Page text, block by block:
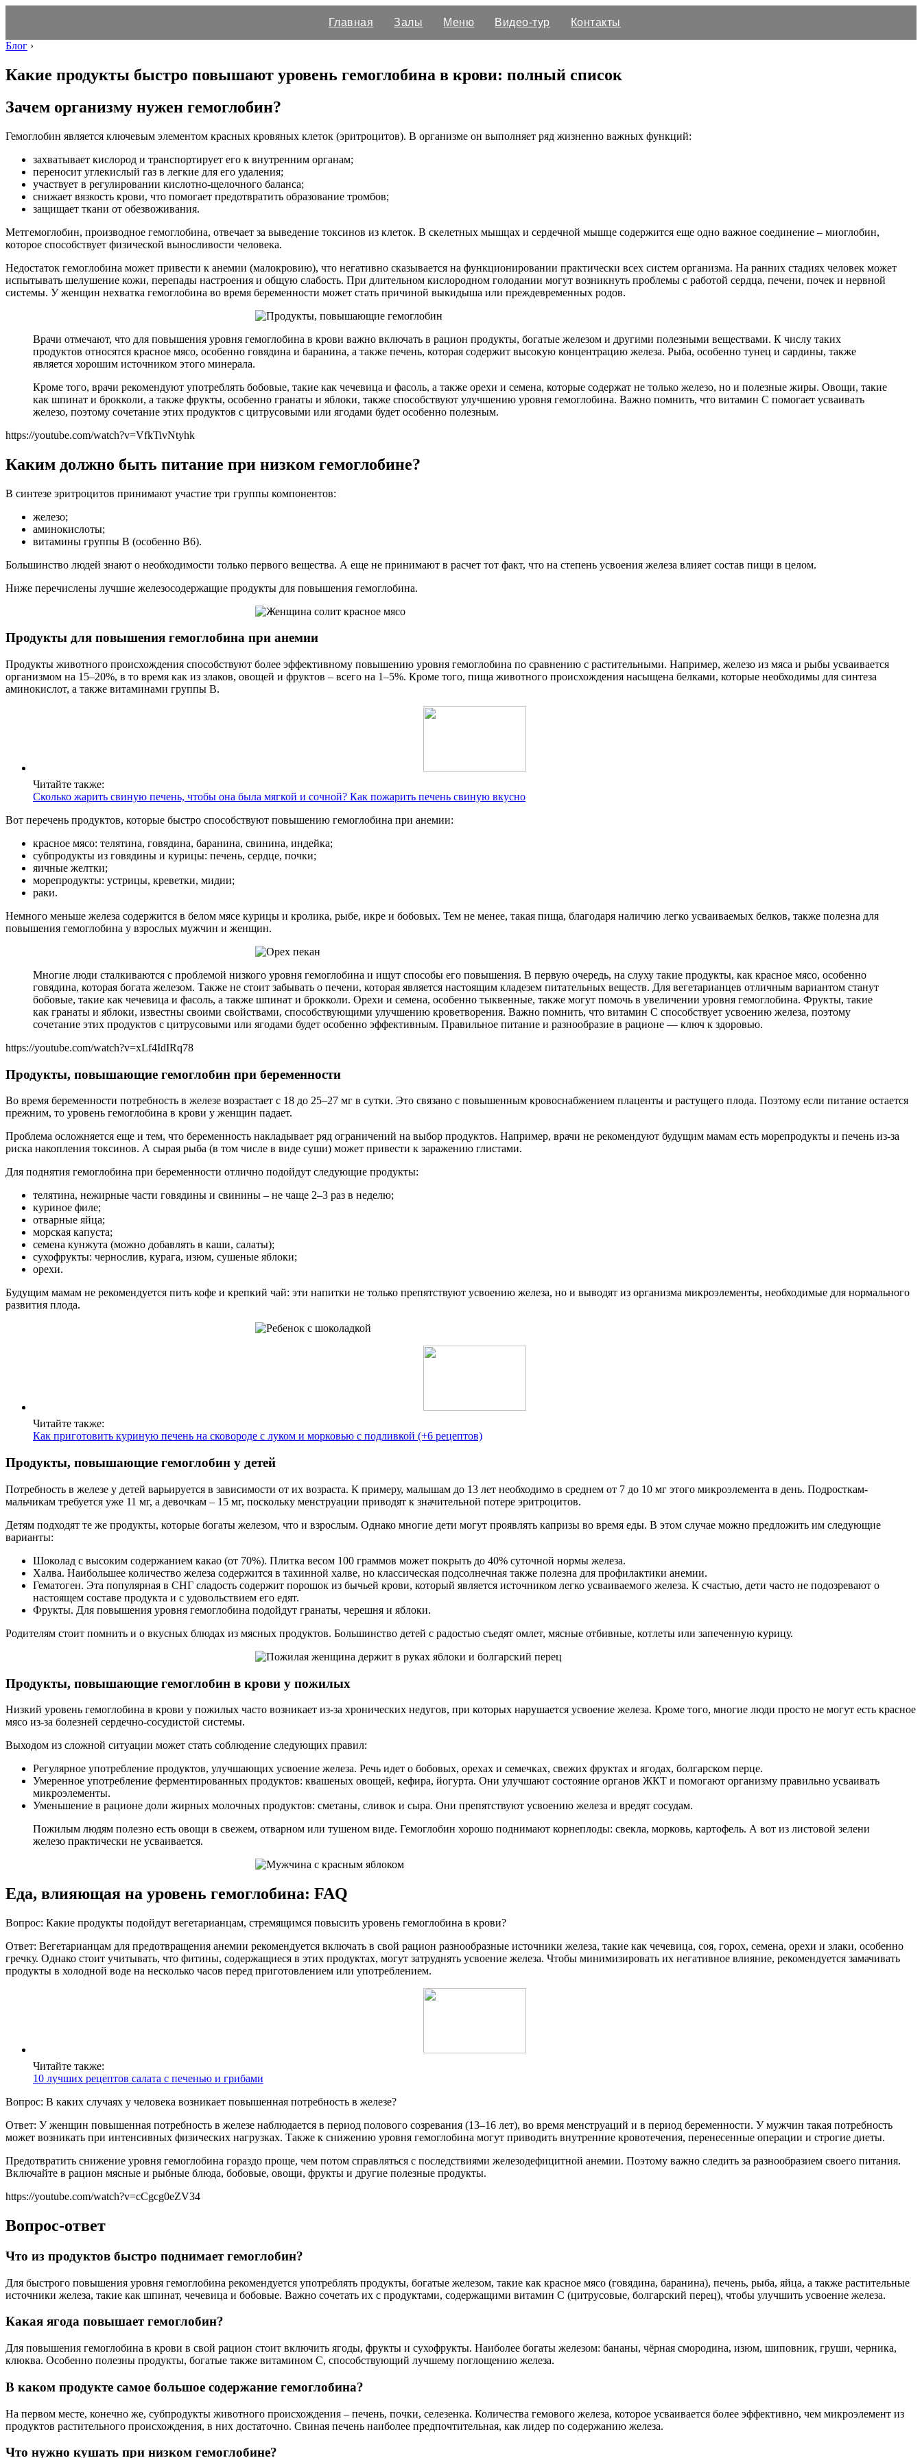
Главная Залы Меню Видео-тур
Контакты
Блог ›
Какие продукты быстро повышают уровень гемоглобина в крови: полный список
Зачем организму нужен гемоглобин?
Гемоглобин является ключевым элементом красных кровяных клеток (эритроцитов). В организме он выполняет ряд жизненно важных функций:
захватывает кислород и транспортирует его к внутренним органам;
переносит углекислый газ в легкие для его удаления;
участвует в регулировании кислотно-щелочного баланса;
снижает вязкость крови, что помогает предотвратить образование тромбов;
защищает ткани от обезвоживания.
Метгемоглобин, производное гемоглобина, отвечает за выведение токсинов из клеток. В скелетных мышцах и сердечной мышце содержится еще одно важное соединение – миоглобин,
которое способствует физической выносливости человека.
Недостаток гемоглобина может привести к анемии (малокровию), что негативно сказывается на функционировании практически всех систем организма. На ранних стадиях человек может
испытывать шелушение кожи, перепады настроения и общую слабость. При длительном кислородном голодании могут возникнуть проблемы с работой сердца, печени, почек и нервной
системы. У женщин нехватка гемоглобина во время беременности может стать причиной выкидыша или преждевременных родов.
Врачи отмечают, что для повышения уровня гемоглобина в крови важно включать в рацион продукты, богатые железом и другими полезными веществами. К числу таких
продуктов относятся красное мясо, особенно говядина и баранина, а также печень, которая содержит высокую концентрацию железа. Рыба, особенно тунец и сардины, также
является хорошим источником этого минерала.
Кроме того, врачи рекомендуют употреблять бобовые, такие как чечевица и фасоль, а также орехи и семена, которые содержат не только железо, но и полезные жиры. Овощи, такие
как шпинат и брокколи, а также фрукты, особенно гранаты и яблоки, также способствуют улучшению уровня гемоглобина. Важно помнить, что витамин C помогает усваивать
железо, поэтому сочетание этих продуктов с цитрусовыми или ягодами будет особенно полезным.
https://youtube.com/watch?v=VfkTivNtyhk
Каким должно быть питание при низком гемоглобине?
В синтезе эритроцитов принимают участие три группы компонентов:
железо;
аминокислоты;
витамины группы В (особенно В6).
Большинство людей знают о необходимости только первого вещества. А еще не принимают в расчет тот факт, что на степень усвоения железа влияет состав пищи в целом.
Ниже перечислены лучшие железосодержащие продукты для повышения гемоглобина.
Продукты для повышения гемоглобина при анемии
Продукты животного происхождения способствуют более эффективному повышению уровня гемоглобина по сравнению с растительными. Например, железо из мяса и рыбы усваивается
организмом на 15–20%, в то время как из злаков, овощей и фруктов – всего на 1–5%. Кроме того, пища животного происхождения насыщена белками, которые необходимы для синтеза
аминокислот, а также витаминами группы В.
Читайте также:
Сколько жарить свиную печень, чтобы она была мягкой и сочной? Как пожарить печень свиную вкусно
Вот перечень продуктов, которые быстро способствуют повышению гемоглобина при анемии:
красное мясо: телятина, говядина, баранина, свинина, индейка;
субпродукты из говядины и курицы: печень, сердце, почки;
яичные желтки;
морепродукты: устрицы, креветки, мидии;
раки.
Немного меньше железа содержится в белом мясе курицы и кролика, рыбе, икре и бобовых. Тем не менее, такая пища, благодаря наличию легко усваиваемых белков, также полезна для
повышения гемоглобина у взрослых мужчин и женщин.
Многие люди сталкиваются с проблемой низкого уровня гемоглобина и ищут способы его повышения. В первую очередь, на слуху такие продукты, как красное мясо, особенно
говядина, которая богата железом. Также не стоит забывать о печени, которая является настоящим кладезем питательных веществ. Для вегетарианцев отличным вариантом станут
бобовые, такие как чечевица и фасоль, а также шпинат и брокколи. Орехи и семена, особенно тыквенные, также могут помочь в увеличении уровня гемоглобина. Фрукты, такие
как гранаты и яблоки, известны своими свойствами, способствующими улучшению кроветворения. Важно помнить, что витамин C способствует усвоению железа, поэтому
сочетание этих продуктов с цитрусовыми или ягодами будет особенно эффективным. Правильное питание и разнообразие в рационе — ключ к здоровью.
https://youtube.com/watch?v=xLf4IdIRq78
Продукты, повышающие гемоглобин при беременности
Во время беременности потребность в железе возрастает с 18 до 25–27 мг в сутки. Это связано с повышенным кровоснабжением плаценты и растущего плода. Поэтому если питание остается
прежним, то уровень гемоглобина в крови у женщин падает.
Проблема осложняется еще и тем, что беременность накладывает ряд ограничений на выбор продуктов. Например, врачи не рекомендуют будущим мамам есть морепродукты и печень из-за
риска накопления токсинов. А сырая рыба (в том числе в виде суши) может привести к заражению глистами.
Для поднятия гемоглобина при беременности отлично подойдут следующие продукты:
телятина, нежирные части говядины и свинины – не чаще 2–3 раз в неделю;
куриное филе;
отварные яйца;
морская капуста;
семена кунжута (можно добавлять в каши, салаты);
сухофрукты: чернослив, курага, изюм, сушеные яблоки;
орехи.
Будущим мамам не рекомендуется пить кофе и крепкий чай: эти напитки не только препятствуют усвоению железа, но и выводят из организма микроэлементы, необходимые для нормального
развития плода.
Читайте также:
Как приготовить куриную печень на сковороде с луком и морковью с подливкой (+6 рецептов)
Продукты, повышающие гемоглобин у детей
Потребность в железе у детей варьируется в зависимости от их возраста. К примеру, малышам до 13 лет необходимо в среднем от 7 до 10 мг этого микроэлемента в день. Подросткам-
мальчикам требуется уже 11 мг, а девочкам – 15 мг, поскольку менструации приводят к значительной потере эритроцитов.
Детям подходят те же продукты, которые богаты железом, что и взрослым. Однако многие дети могут проявлять капризы во время еды. В этом случае можно предложить им следующие
варианты:
Шоколад с высоким содержанием какао (от 70%). Плитка весом 100 граммов может покрыть до 40% суточной нормы железа.
Халва. Наибольшее количество железа содержится в тахинной халве, но классическая подсолнечная также полезна для профилактики анемии.
Гематоген. Эта популярная в СНГ сладость содержит порошок из бычьей крови, который является источником легко усваиваемого железа. К счастью, дети часто не подозревают о
настоящем составе продукта и с удовольствием его едят.
Фрукты. Для повышения уровня гемоглобина подойдут гранаты, черешня и яблоки.
Родителям стоит помнить и о вкусных блюдах из мясных продуктов. Большинство детей с радостью съедят омлет, мясные отбивные, котлеты или запеченную курицу.
Продукты, повышающие гемоглобин в крови у пожилых
Низкий уровень гемоглобина в крови у пожилых часто возникает из-за хронических недугов, при которых нарушается усвоение железа. Кроме того, многие люди просто не могут есть красное
мясо из-за болезней сердечно-сосудистой системы.
Выходом из сложной ситуации может стать соблюдение следующих правил:
Регулярное употребление продуктов, улучшающих усвоение железа. Речь идет о бобовых, орехах и семечках, свежих фруктах и ягодах, болгарском перце.
Умеренное употребление ферментированных продуктов: квашеных овощей, кефира, йогурта. Они улучшают состояние органов ЖКТ и помогают организму правильно усваивать
микроэлементы.
Уменьшение в рационе доли жирных молочных продуктов: сметаны, сливок и сыра. Они препятствуют усвоению железа и вредят сосудам.
Пожилым людям полезно есть овощи в свежем, отварном или тушеном виде. Гемоглобин хорошо поднимают корнеплоды: свекла, морковь, картофель. А вот из листовой зелени
железо практически не усваивается.
Еда, влияющая на уровень гемоглобина: FAQ
Вопрос: Какие продукты подойдут вегетарианцам, стремящимся повысить уровень гемоглобина в крови?
Ответ: Вегетарианцам для предотвращения анемии рекомендуется включать в свой рацион разнообразные источники железа, такие как чечевица, соя, горох, семена, орехи и злаки, особенно
гречку. Однако стоит учитывать, что фитины, содержащиеся в этих продуктах, могут затруднять усвоение железа. Чтобы минимизировать их негативное влияние, рекомендуется замачивать
продукты в холодной воде на несколько часов перед приготовлением или употреблением.
Читайте также:
10 лучших рецептов салата с печенью и грибами
Вопрос: В каких случаях у человека возникает повышенная потребность в железе?
Ответ: У женщин повышенная потребность в железе наблюдается в период полового созревания (13–16 лет), во время менструаций и в период беременности. У мужчин такая потребность
может возникать при интенсивных физических нагрузках. Также к снижению уровня гемоглобина могут приводить внутренние кровотечения, перенесенные операции и строгие диеты.
Предотвратить снижение уровня гемоглобина гораздо проще, чем потом справляться с последствиями железодефицитной анемии. Поэтому важно следить за разнообразием своего питания.
Включайте в рацион мясные и рыбные блюда, бобовые, овощи, фрукты и другие полезные продукты.
https://youtube.com/watch?v=cCgcg0eZV34
Вопрос-ответ
Что из продуктов быстро поднимает гемоглобин?
Для быстрого повышения уровня гемоглобина рекомендуется употреблять продукты, богатые железом, такие как красное мясо (говядина, баранина), печень, рыба, яйца, а также растительные
источники железа, такие как шпинат, чечевица и бобовые. Важно сочетать их с продуктами, содержащими витамин C (цитрусовые, болгарский перец), чтобы улучшить усвоение железа.
Какая ягода повышает гемоглобин?
Для повышения гемоглобина в крови в свой рацион стоит включить ягоды, фрукты и сухофрукты. Наиболее богаты железом: бананы, чёрная смородина, изюм, шиповник, груши, черника,
клюква. Особенно полезны продукты, богатые также витамином С, способствующий лучшему поглощению железа.
В каком продукте самое большое содержание гемоглобина?
На первом месте, конечно же, субпродукты животного происхождения – печень, почки, селезенка. Количества гемового железа, которое усваивается более эффективно, чем микроэлемент из
продуктов растительного происхождения, в них достаточно. Свиная печень наиболее предпочтительная, как лидер по содержанию железа.
Что нужно кушать при низком гемоглобине?